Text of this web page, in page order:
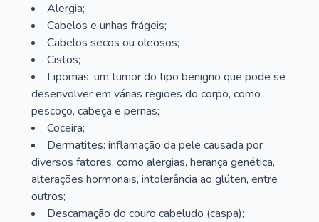
Alergia;
Cabelos e unhas frágeis;
Cabelos secos ou oleosos;
Cistos;
Lipomas: um tumor do tipo benigno que pode se
desenvolver em várias regiões do corpo, como
pescoço, cabeça e pernas;
Coceira;
Dermatites: inflamação da pele causada por
diversos fatores, como alergias, herança genética,
alterações hormonais, intolerância ao glúten, entre
outros;
Descamação do couro cabeludo (caspa);